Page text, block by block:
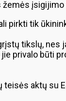
tik
tikslų,
privalo būti
teisės aktų